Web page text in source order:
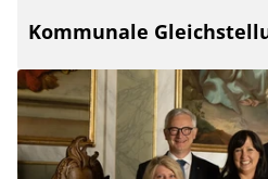
Kommunale